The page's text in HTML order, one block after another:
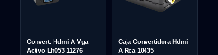
Convert. Hdmi A Vga
Activo Lh053 11276
Caja Convertidora Hdmi
A Rca 10435